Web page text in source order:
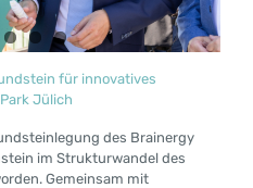
für innovatives
Jülich
des Brainergy
im Strukturwandel des
Gemeinsam mit